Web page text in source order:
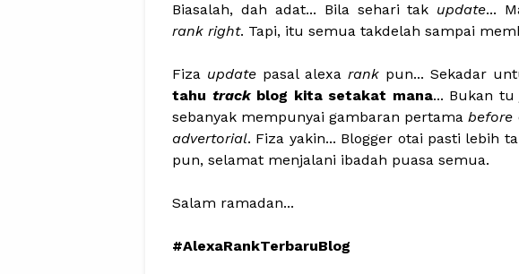
Biasalah, dah adat... Bila sehari tak update...
rank right. Tapi, itu semua takdelah sampai
Fiza update pasal alexa rank pun... Sekadar
tahu trackblog kita setakat mana... Bukan tu
sebanyak mempunyai gambaran pertamabefore
advertorial. Fiza yakin... Blogger otai pasti lebih
pun, selamat menjalani ibadah puasa semua.
Salam ramadan...
#AlexaRankTerbaruBlog